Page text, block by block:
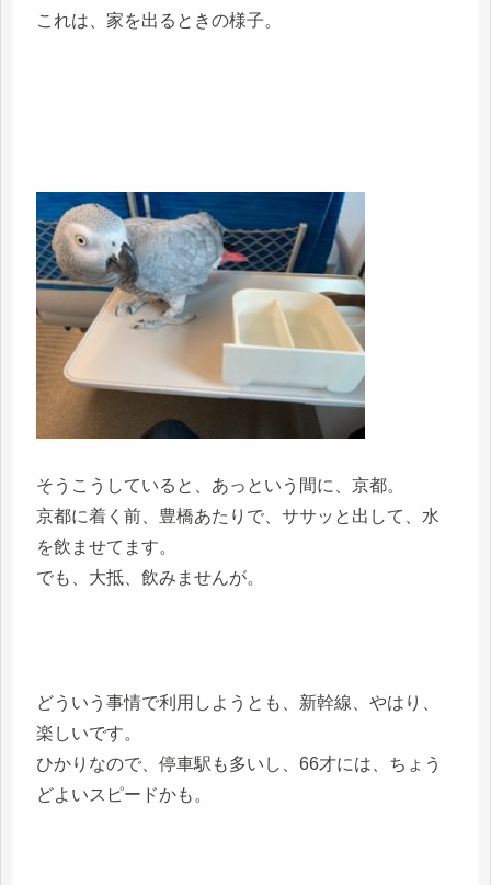
これは、家を出るときの様子。
そうこうしていると、あっという間に、京都。
京都に着く前、豊橋あたりで、ササッと出して、水
を飲ませてます。
でも、大抵、飲みませんが。
どういう事情で利用しようとも、新幹線、やはり、
楽しいです。
ひかりなので、停車駅も多いし、66才には、ちょう
どよいスピードかも。